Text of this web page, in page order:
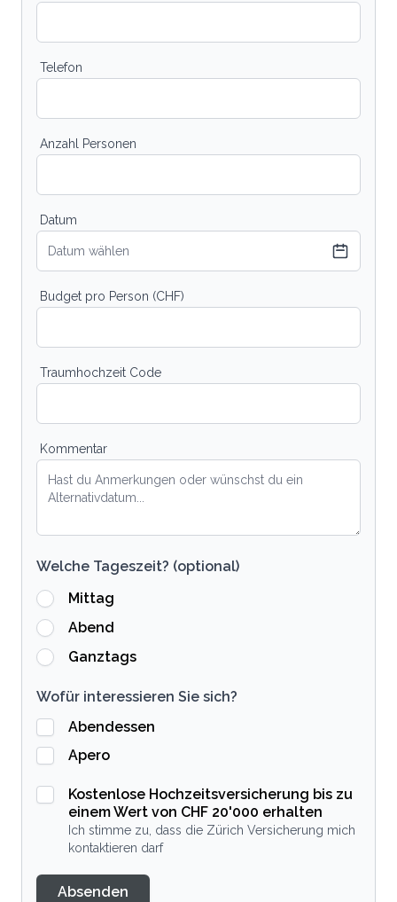
Telefon
Anzahl Personen
Datum
Datum wählen
Budget pro Person (CHF)
Traumhochzeit Code
Kommentar
Welche Tageszeit? (optional)
Mittag
Abend
Ganztags
Wofür interessieren Sie sich?
Abendessen
Apero
Kostenlose Hochzeitsversicherung bis zu
einem Wert von CHF 20'000 erhalten
Ich stimme zu, dass die Zürich Versicherung mich
kontaktieren darf
Absenden